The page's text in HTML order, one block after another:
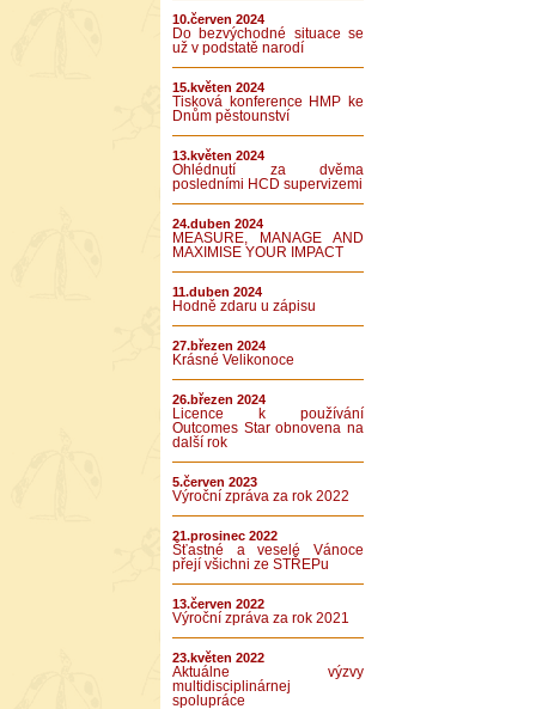
10.červen 2024
Do bezvýchodné situace se
už v podstatě narodí
15.květen 2024
Tisková konference HMP ke
Dnům pěstounství
13.květen 2024
Ohlédnutí za dvěma
posledními HCD supervizemi
24.duben 2024
MEASURE, MANAGE AND
MAXIMISE YOUR IMPACT
11.duben 2024
Hodně zdaru u zápisu
27.březen 2024
Krásné Velikonoce
26.březen 2024
Licence k používání
Outcomes Star obnovena na
další rok
5.červen 2023
Výroční zpráva za rok 2022
21.prosinec 2022
Šťastné a veselé Vánoce
přejí všichni ze STŘEPu
13.červen 2022
Výroční zpráva za rok 2021
23.květen 2022
Aktuálne výzvy
multidisciplinárnej
spolupráce